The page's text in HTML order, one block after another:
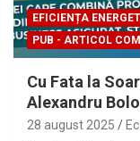
EFICIENȚA
PUB - ARTICOL
Cu Fata la
Alexandru
28 august 2025